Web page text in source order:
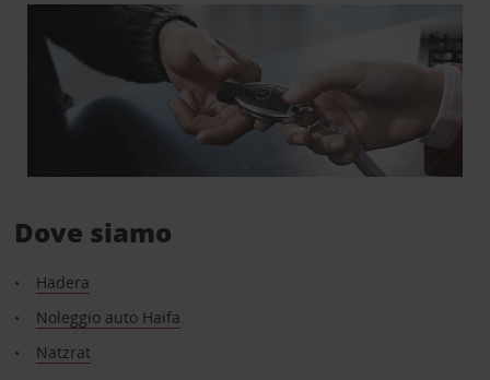
Dove siamo
Hadera
Noleggio auto Haifa
Natzrat